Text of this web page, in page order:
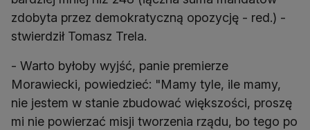
zdobyta przez demokratyczną opozycję - red.) -
stwierdził Tomasz Trela.
- Warto byłoby wyjść, panie premierze
Morawiecki, powiedzieć: "Mamy tyle, ile mamy,
nie jestem w stanie zbudować większości, proszę
mi nie powierzać misji tworzenia rządu, bo tego po